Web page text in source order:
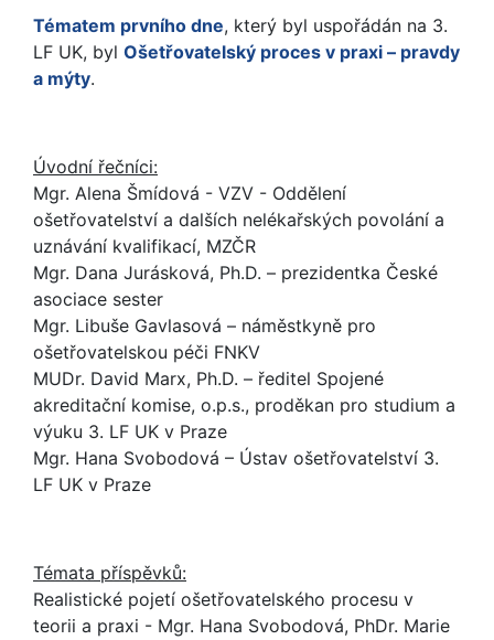
Tématem prvního dne, který byl uspořádán na 3.
LF UK, byl Ošetřovatelský proces v praxi – pravdy
a mýty.
Úvodní řečníci:
Mgr. Alena Šmídová - VZV - Oddělení
ošetřovatelství a dalších nelékařských povolání a
uznávání kvalifikací, MZČR
Mgr. Dana Jurásková, Ph.D. – prezidentka České
asociace sester
Mgr. Libuše Gavlasová – náměstkyně pro
ošetřovatelskou péči FNKV
MUDr. David Marx, Ph.D. – ředitel Spojené
akreditační komise, o.p.s., proděkan pro studium a
výuku 3. LF UK v Praze
Mgr. Hana Svobodová – Ústav ošetřovatelství 3.
LF UK v Praze
Témata příspěvků:
Realistické pojetí ošetřovatelského procesu v
teorii a praxi - Mgr. Hana Svobodová, PhDr. Marie